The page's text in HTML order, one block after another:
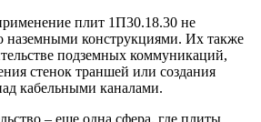
плит 1П30.18.30 не
наземными конструкциями. Их также
подземных коммуникаций,
стенок траншей или создания
кабельными каналами.
– еще одна сфера, где плиты